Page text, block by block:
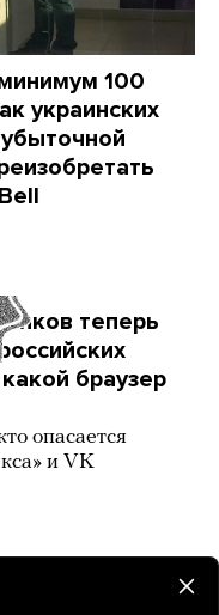
100
украинских
теперь
браузер
опасается
и VK